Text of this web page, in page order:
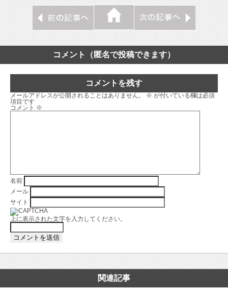
コメント（匿名で投稿できます）
コメントを残す
メールアドレスが公開されることはありません。 ※ が付いている欄は必須
項目です
コメント ※
名前
メール
サイト
上に表示された文字を入力してください。
関連記事